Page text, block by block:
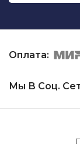
Оплата:
Мы В Соц.